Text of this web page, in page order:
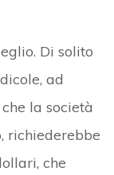
Di solito
ad
la società
richiederebbe
che